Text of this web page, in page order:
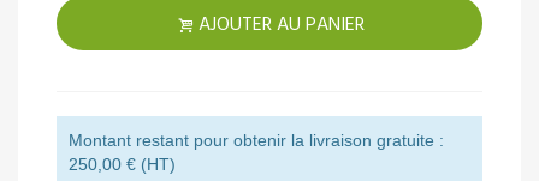
AJOUTER AU PANIER
Montant restant pour obtenir la livraison gratuite :
250,00 € (HT)